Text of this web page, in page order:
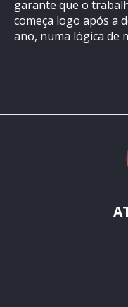
garante que o
começa logo após a
ano, numa lógica de